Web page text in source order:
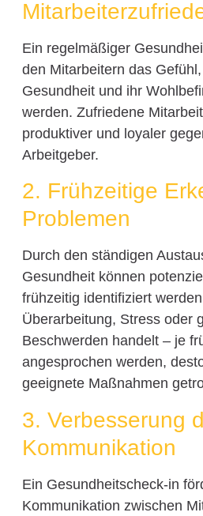
Ein regelmäßiger
den Mitarbeitern das
Gesundheit und ihr
werden. Zufriedene
produktiver und loyaler
Arbeitgeber.
2. Frühzeitige
Problemen
Durch den ständigen
Gesundheit können
frühzeitig identifiziert
Überarbeitung, Stress oder
Beschwerden handelt – je
angesprochen werden,
geeignete Maßnahmen
3. Verbesserung
Kommunikation
Ein Gesundheitscheck-in
Kommunikation zwischen